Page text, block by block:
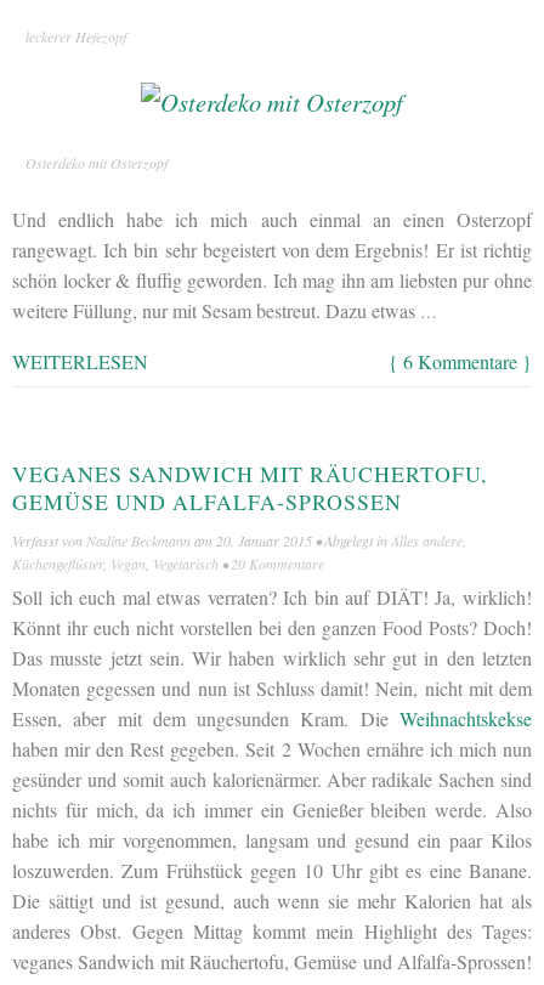
leckerer Hefezopf
Osterdeko mit Osterzopf
Und endlich habe ich mich auch einmal an einen Osterzopf
rangewagt. Ich bin sehr begeistert von dem Ergebnis! Er ist richtig
schön locker & fluffig geworden. Ich mag ihn am liebsten pur ohne
weitere Füllung, nur mit Sesam bestreut. Dazu etwas …
WEITERLESEN { 6 Kommentare }
VEGANES SANDWICH MIT RÄUCHERTOFU,
GEMÜSE UND ALFALFA-SPROSSEN
Verfasst von Nadine Beckmann am 20. Januar 2015 • Abgelegt in Alles andere
Küchengeflüster, Vegan Vegetarisch •20 Kommentare
Soll ich euch mal etwas verraten? Ich bin auf DIÄT! Ja, wirklich!
Könnt ihr euch nicht vorstellen bei den ganzen Food Posts? Doch!
Das musste jetzt sein. Wir haben wirklich sehr gut in den letzten
Monaten gegessen und nun ist Schluss damit! Nein, nicht mit dem
Essen, aber mit dem ungesunden Kram. Die Weihnachtskekse
haben mir den Rest gegeben. Seit 2 Wochen ernähre ich mich nun
gesünder und somit auch kalorienärmer. Aber radikale Sachen sind
nichts für mich, da ich immer ein Genießer bleiben werde. Also
habe ich mir vorgenommen, langsam und gesund ein paar Kilos
loszuwerden. Zum Frühstück gegen 10 Uhr gibt es eine Banane.
Die sättigt und ist gesund, auch wenn sie mehr Kalorien hat als
anderes Obst. Gegen Mittag kommt mein Highlight des Tages:
veganes Sandwich mit Räuchertofu, Gemüse und Alfalfa-Sprossen!